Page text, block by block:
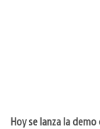
Hoy se lanza la